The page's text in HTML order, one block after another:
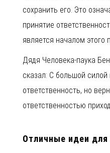
сохранить его. Это
принятие
является началом этого
Дядя Человека-паука
сказал: С большой
ответственность, но
ответственностью
Отличные идеи для